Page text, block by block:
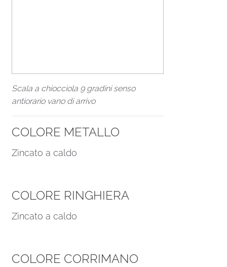
Scala a chiocciola 9 gradini senso
antiorario vano di arrivo
COLORE METALLO
Zincato a caldo
COLORE RINGHIERA
Zincato a caldo
COLORE CORRIMANO